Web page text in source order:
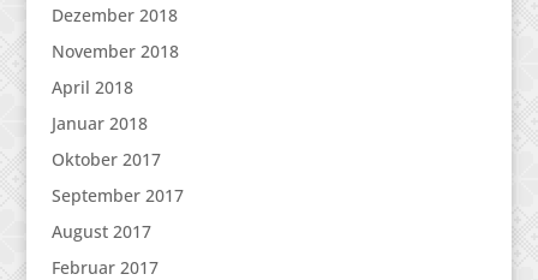
Dezember 2018
November 2018
April 2018
Januar 2018
Oktober 2017
September 2017
August 2017
Februar 2017